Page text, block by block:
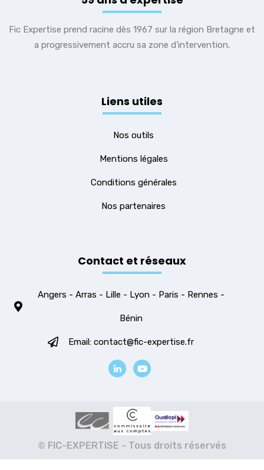
Fic Expertise prend racine dès 1967 sur la région Bretagne et
a progressivement accru sa zone d’intervention.
Liens utiles
Nos outils
Mentions légales
Conditions générales
Nos partenaires
Contact et réseaux
Angers - Arras - Lille - Lyon - Paris - Rennes -
Bénin
Email: contact@fic-expertise.fr
© FIC-EXPERTISE - Tous droits réservés